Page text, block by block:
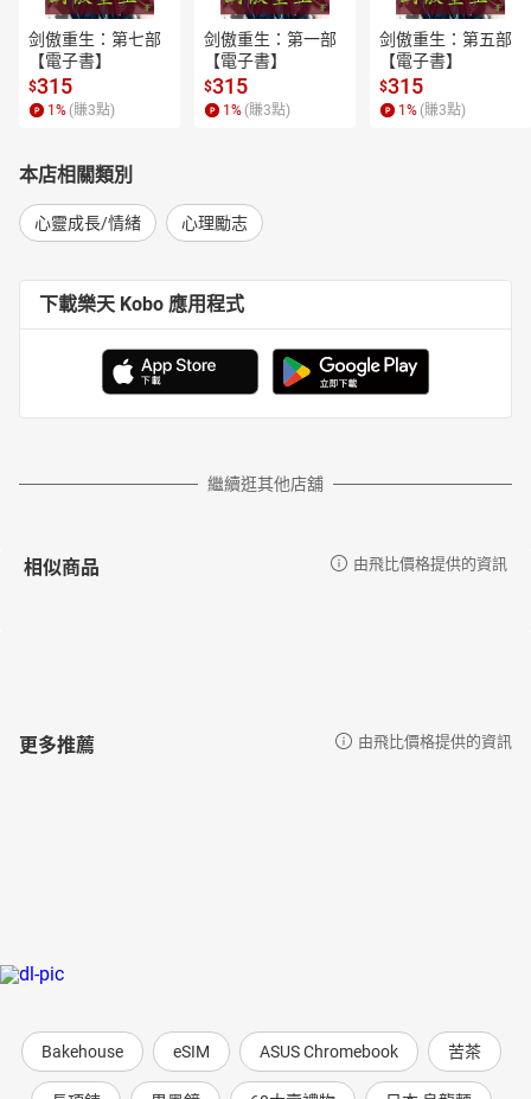
機就會成為一口氣掌握運勢的關鍵。
剑傲重生：第七部
【電子書】
$315
1 % (賺3點)
剑傲重生：第一部
【電子書】
$315
1 % (賺3點)
剑傲重生：第五部
【電子書】
$315
1 % (賺3點)
本店相關類別
心靈成長/情緒 心理勵志
下載樂天 Kobo 應用程式
繼續逛其他店舖
相似商品 由飛比價格提供的資訊
更多推薦 由飛比價格提供的資訊
Bakehouse eSIM ASUS Chromebook 苦茶